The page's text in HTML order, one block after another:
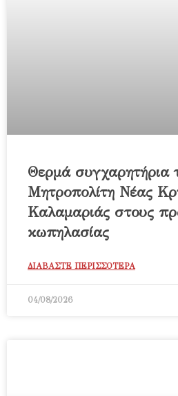
Θερμά συγχαρητήρια
Μητροπολίτη Νέας
Καλαμαριάς στους
κωπηλασίας
ΔΙΑΒΑΣΤΕ ΠΕΡΙΣΣΟΤΕΡΑ
04/08/2026